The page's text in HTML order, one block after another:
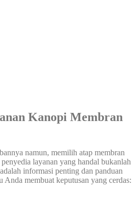
Kanopi Membran
namun, memilih atap membran
layanan yang handal bukanlah
informasi penting dan panduan
Anda membuat keputusan yang cerdas: